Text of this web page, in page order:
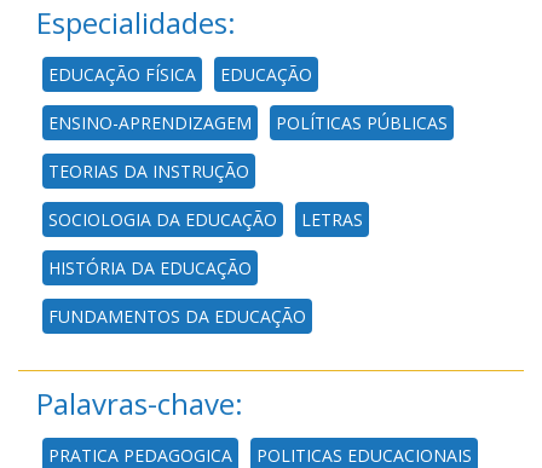
Especialidades:
EDUCAÇÃO FÍSICA EDUCAÇÃO
ENSINO-APRENDIZAGEM POLÍTICAS PÚBLICAS
TEORIAS DA INSTRUÇÃO
SOCIOLOGIA DA EDUCAÇÃO LETRAS
HISTÓRIA DA EDUCAÇÃO
FUNDAMENTOS DA EDUCAÇÃO
Palavras-chave:
PRATICA PEDAGOGICA POLITICAS EDUCACIONAIS